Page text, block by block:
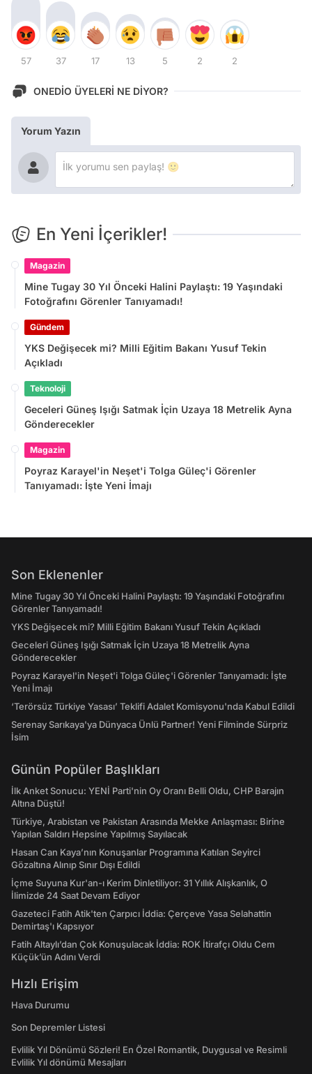
57 37 17 13 5 2 2
ONEDİO ÜYELERİ NE DİYOR?
Yorum Yazın
En Yeni İçerikler!
Magazin
Mine Tugay 30 Yıl Önceki Halini Paylaştı: 19 Yaşındaki
Fotoğrafını Görenler Tanıyamadı!
Gündem
YKS Değişecek mi? Milli Eğitim Bakanı Yusuf Tekin
Açıkladı
Teknoloji
Geceleri Güneş Işığı Satmak İçin Uzaya 18 Metrelik Ayna
Gönderecekler
Magazin
Poyraz Karayel'in Neşet'i Tolga Güleç'i Görenler
Tanıyamadı: İşte Yeni İmajı
Son Eklenenler
Mine Tugay 30 Yıl Önceki Halini Paylaştı: 19 Yaşındaki Fotoğrafını
Görenler Tanıyamadı!
YKS Değişecek mi? Milli Eğitim Bakanı Yusuf Tekin Açıkladı
Geceleri Güneş Işığı Satmak İçin Uzaya 18 Metrelik Ayna
Gönderecekler
Poyraz Karayel'in Neşet'i Tolga Güleç'i Görenler Tanıyamadı: İşte
Yeni İmajı
‘Terörsüz Türkiye Yasası’ Teklifi Adalet Komisyonu'nda Kabul Edildi
Serenay Sarıkaya'ya Dünyaca Ünlü Partner! Yeni Filminde Sürpriz
İsim
Günün Popüler Başlıkları
İlk Anket Sonucu: YENİ Parti'nin Oy Oranı Belli Oldu, CHP Barajın
Altına Düştü!
Türkiye, Arabistan ve Pakistan Arasında Mekke Anlaşması: Birine
Yapılan Saldırı Hepsine Yapılmış Sayılacak
Hasan Can Kaya’nın Konuşanlar Programına Katılan Seyirci
Gözaltına Alınıp Sınır Dışı Edildi
İçme Suyuna Kur'an-ı Kerim Dinletiliyor: 31 Yıllık Alışkanlık, O
İlimizde 24 Saat Devam Ediyor
Gazeteci Fatih Atik'ten Çarpıcı İddia: Çerçeve Yasa Selahattin
Demirtaş'ı Kapsıyor
Fatih Altaylı’dan Çok Konuşulacak İddia: ROK İtirafçı Oldu Cem
Küçük’ün Adını Verdi
Hızlı Erişim
Hava Durumu
Son Depremler Listesi
Evlilik Yıl Dönümü Sözleri! En Özel Romantik, Duygusal ve Resimli
Evlilik Yıl dönümü Mesajları